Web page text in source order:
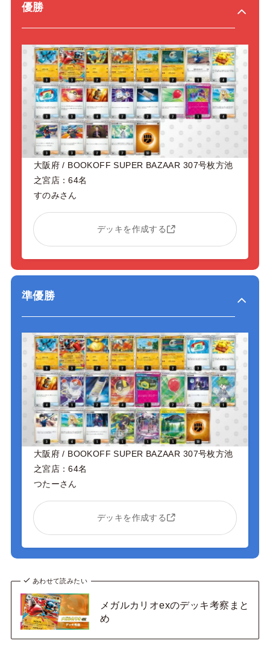
優勝
大阪府 / BOOKOFF SUPER BAZAAR 307号枚方池
之宮店：64名
すのみさん
デッキを作成する
準優勝
大阪府 / BOOKOFF SUPER BAZAAR 307号枚方池
之宮店：64名
つたーさん
デッキを作成する
あわせて読みたい
メガルカリオexのデッキ考察まと
め